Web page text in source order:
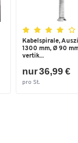
Kabelspirale,
1300 mm, Ø 90
vertik...
nur 36,99 €
pro St.